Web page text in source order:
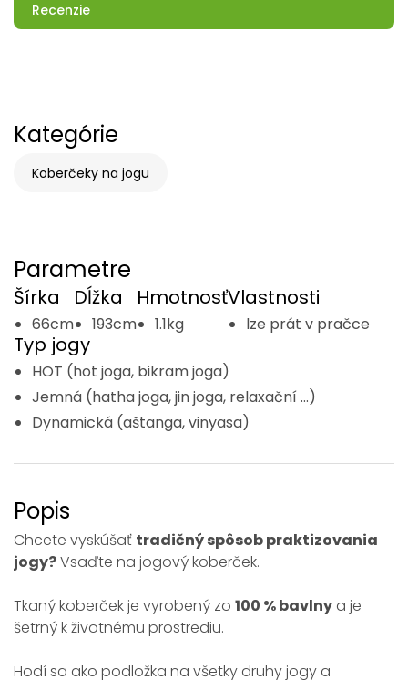
Recenzie
Kategórie
Koberčeky na jogu
Parametre
Šírka
66cm
Dĺžka
193cm
Hmotnosť
1.1kg
Vlastnosti
lze prát v pračce
Typ jogy
HOT (hot joga, bikram joga)
Jemná (hatha joga, jin joga, relaxační ...)
Dynamická (aštanga, vinyasa)
Popis
Chcete vyskúšať tradičný spôsob praktizovania
jogy?Vsaďte na jogový koberček.
Tkaný koberček je vyrobený zo 100 % bavlny a je
šetrný k životnému prostrediu.
Hodí sa ako podložka na všetky druhy jogy a